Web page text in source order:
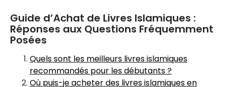
Guide d’Achat de Livres Islamiques :
Réponses aux Questions Fréquemment
Posées
Quels sont les meilleurs livres islamiques
recommandés pour les débutants ?
Où puis-je acheter des livres islamiques en